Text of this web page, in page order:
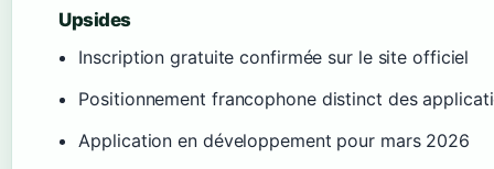
Upsides
Inscription gratuite confirmée sur le site officiel
Positionnement francophone distinct des
Application en développement pour mars 2026